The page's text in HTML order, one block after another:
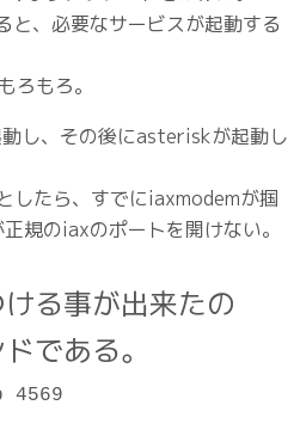
と、必要なサービスが起動する
もろ。
し、その後にasteriskが起動し
たら、すでにiaxmodemが掴
規のiaxのポートを開けない。
る事が出来たの
である。